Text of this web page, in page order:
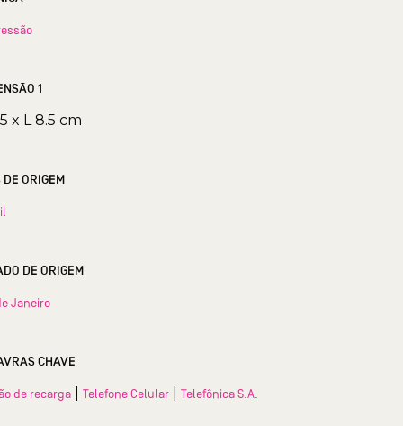
1
x L 8.5 cm
DE ORIGEM
ESTADO DE ORIGEM
Janeiro
CHAVE
de recarga |Telefone Celular |Telefônica S.A.